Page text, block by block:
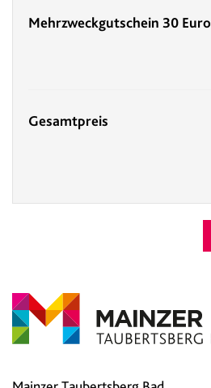
Mehrzweckgutschein 30 Euro
Gesamtpreis